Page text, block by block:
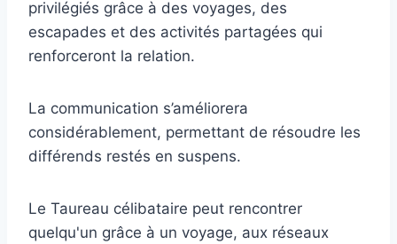
privilégiés grâce à des voyages, des
escapades et des activités partagées qui
renforceront la relation.
La communication s’améliorera
considérablement, permettant de résoudre les
différends restés en suspens.
Le Taureau célibataire peut rencontrer
quelqu'un grâce à un voyage, aux réseaux